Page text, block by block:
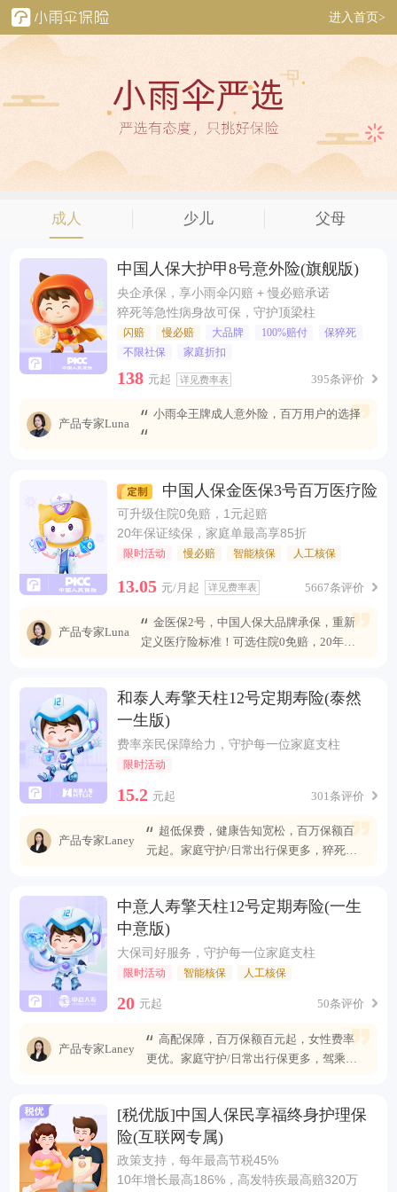
进入首页>
成人 少儿 父母
中国人保大护甲8号意外险(旗舰版)
央企承保，享小雨伞闪赔 + 慢必赔承诺
猝死等急性病身故可保，守护顶梁柱
闪赔 慢必赔 大品牌 100%赔付
保猝死
不限社保
家庭折扣
138 元起 详见费率表 395条评价
产品专家Luna
小雨伞王牌成人意外险，百万用户的选择
中国人保金医保3号百万医疗险
可升级住院0免赔，1元起赔
20年保证续保，家庭单最高享85折
限时活动 慢必赔 智能核保 人工核保
13.05 元/月起 详见费率表 5667条评价
产品专家Luna
金医保2号，中国人保大品牌承保，重新
定义医疗险标准！可选住院0免赔，20年安
和泰人寿擎天柱12号定期寿险(泰然
一生版)
费率亲民保障给力，守护每一位家庭支柱
限时活动
15.2 元起 301条评价
产品专家Laney
超低保费，健康告知宽松，百万保额百
元起。家庭守护/日常出行保更多，猝死可
中意人寿擎天柱12号定期寿险(一生
中意版)
大保司好服务，守护每一位家庭支柱
限时活动 智能核保 人工核保
20 元起 50条评价
产品专家Laney
高配保障，百万保额百元起，女性费率
更优。家庭守护/日常出行保更多，驾乘自
[税优版]中国人保民享福终身护理保
险(互联网专属)
政策支持，每年最高节税45%
10年增长最高186%，高发特疾最高赔320万